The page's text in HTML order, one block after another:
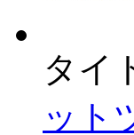
タイ
ット